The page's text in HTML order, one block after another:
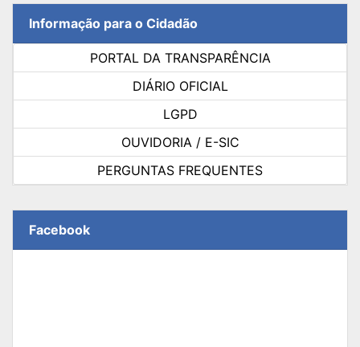
Informação para o Cidadão
PORTAL DA TRANSPARÊNCIA
DIÁRIO OFICIAL
LGPD
OUVIDORIA / E-SIC
PERGUNTAS FREQUENTES
Facebook